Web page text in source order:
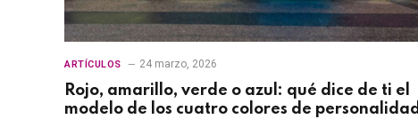
ARTÍCULOS 24 marzo, 2026
Rojo, amarillo, verde o azul: qué dice de ti el
modelo de los cuatro colores de personalidad